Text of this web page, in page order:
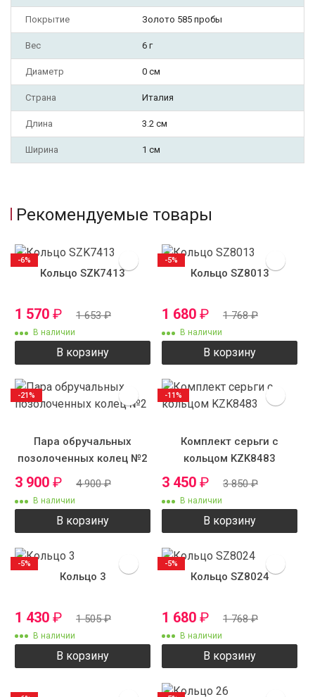
Покрытие Золото 585 пробы
Вес 6 г
Диаметр 0 см
Страна Италия
Длина 3.2 см
Ширина 1 см
Рекомендуемые товары
Кольцо SZK7413
1 570 ₽ 1 653₽
В наличии
В корзину
-6%
Кольцо SZ8013
1 680 ₽ 1 768₽
В наличии
В корзину
-5%
Пара обручальных
позолоченных колец №2
3 900 ₽ 4 900₽
В наличии
В корзину
-21%
Комплект серьги с
кольцом KZK8483
3 450 ₽ 3 850₽
В наличии
В корзину
-11%
Кольцо 3
1 430 ₽ 1 505₽
В наличии
В корзину
-5%
Кольцо SZ8024
1 680 ₽ 1 768₽
В наличии
В корзину
-5%